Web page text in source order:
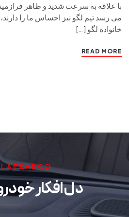
با علاقه به سرعت شدید و ظاهر
می رسد تیم لگو نیز احساس ما را
خانواده لگو […]
READ MORE
دل افکار